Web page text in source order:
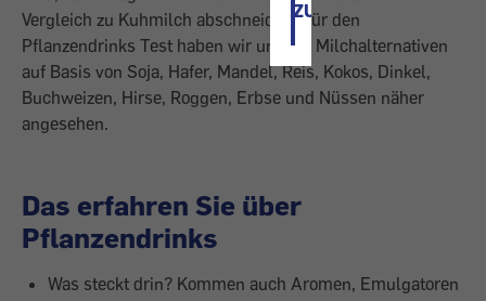
ZU
Vergleich zu Kuhmilch abschneiden. Für den
Pflanzendrinks Test haben wir uns die Milchalternativen
auf Basis von Soja, Hafer, Mandel, Reis, Kokos, Dinkel,
Buchweizen, Hirse, Roggen, Erbse und Nüssen näher
angesehen.
Das erfahren Sie über
Pflanzendrinks
Was steckt drin? Kommen auch Aromen, Emulgatoren